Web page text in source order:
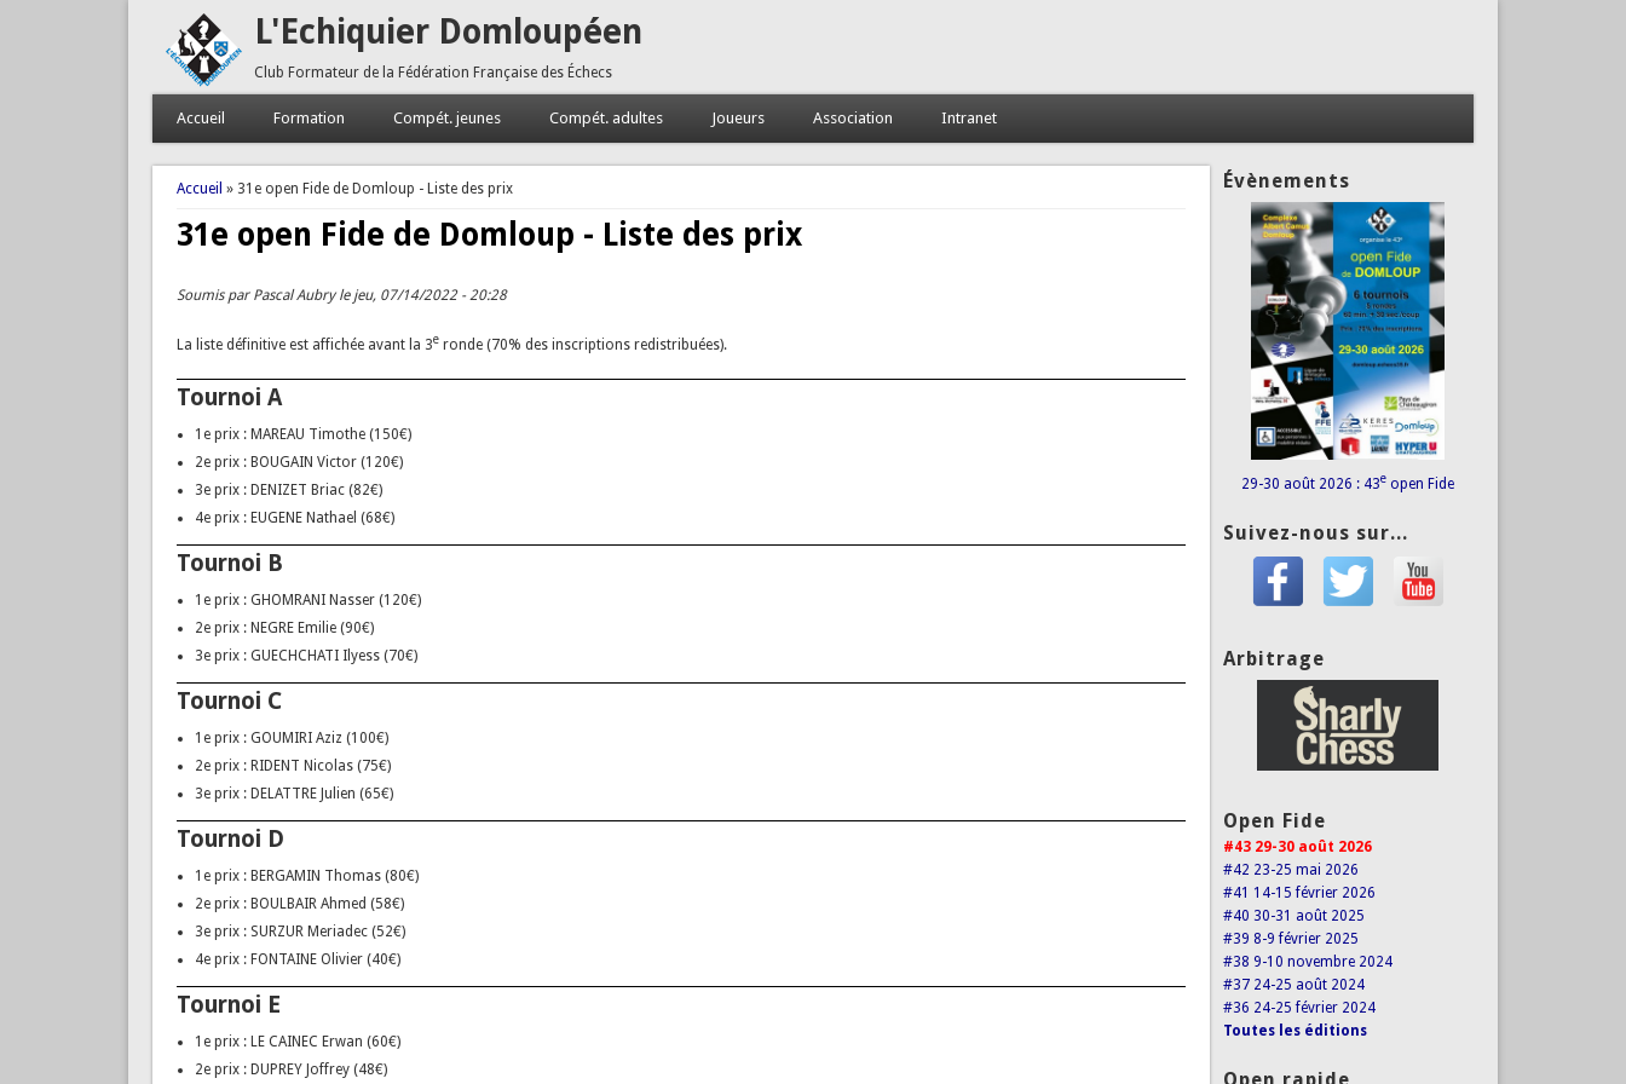
L'Echiquier Domloupéen
Club Formateur de la Fédération Française des Échecs
Accueil Formation Compét. jeunes Compét. adultes Joueurs Association Intranet
Vous êtes ici
Accueil » 31e open Fide de Domloup - Liste des prix
31e open Fide de Domloup - Liste des prix
Soumis par Pascal Aubryle jeu, 07/14/2022 - 20:28
La liste définitive est affichée avant la 3eronde (70% des inscriptions redistribuées).
Tournoi A
1e prix : MAREAU Timothe (150€)
2e prix : BOUGAIN Victor (120€)
3e prix : DENIZET Briac (82€)
4e prix : EUGENE Nathael (68€)
Tournoi B
1e prix : GHOMRANI Nasser (120€)
2e prix : NEGRE Emilie (90€)
3e prix : GUECHCHATI Ilyess (70€)
Tournoi C
1e prix : GOUMIRI Aziz (100€)
2e prix : RIDENT Nicolas (75€)
3e prix : DELATTRE Julien (65€)
Tournoi D
1e prix : BERGAMIN Thomas (80€)
2e prix : BOULBAIR Ahmed (58€)
3e prix : SURZUR Meriadec (52€)
4e prix : FONTAINE Olivier (40€)
Tournoi E
1e prix : LE CAINEC Erwan (60€)
2e prix : DUPREY Joffrey (48€)
Évènements
29-30 août 2026 : 43e open Fide
Suivez-nous sur...
Arbitrage
Open Fide
#43 29-30 août 2026
#42 23-25 mai 2026
#41 14-15 février 2026
#40 30-31 août 2025
#39 8-9 février 2025
#38 9-10 novembre 2024
#37 24-25 août 2024
#36 24-25 février 2024
Toutes les éditions